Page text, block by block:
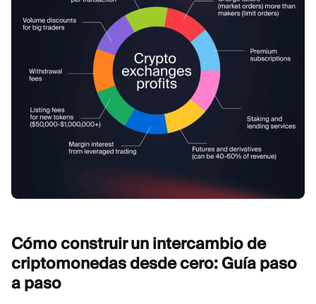
Cómo construir un intercambio de
criptomonedas desde cero: Guía paso
a paso